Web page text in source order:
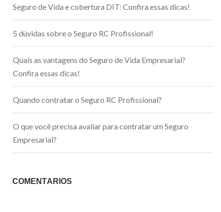
Seguro de Vida e cobertura DIT: Confira essas dicas!
5 dúvidas sobre o Seguro RC Profissional!
Quais as vantagens do Seguro de Vida Empresarial?
Confira essas dicas!
Quando contratar o Seguro RC Profissional?
O que você precisa avaliar para contratar um Seguro
Empresarial?
COMENTÁRIOS